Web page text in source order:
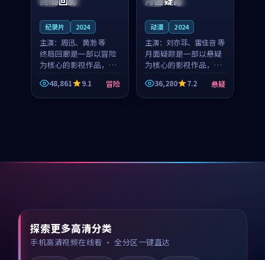
纪录片 2024
主演： 周迅、黄渤 等
终局回廊是一部以冒险
为核心的影视作品，围
绕危机、反转与人物成
长展开，整体节奏紧
凑，值得推荐观看。
48,861 9.1 冒险
动漫 2024
主演： 刘亦菲、雷佳音 等
月面疑踪是一部以悬疑
为核心的影视作品，围
绕危机、反转与人物成
长展开，整体节奏紧
凑，值得推荐观看。
36,280 7.2 悬疑
探索更多高清分类
手机高清视频在线看 · 全分区一键直达